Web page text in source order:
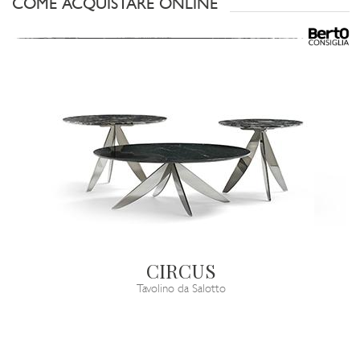
COME ACQUISTARE ONLINE
CIRCUS
Tavolino da Salotto